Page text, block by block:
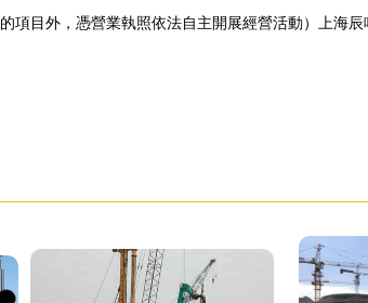
項目外，憑營業執照依法自主開展經營活動）上海